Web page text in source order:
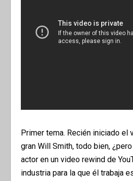
Primer tema. Recién iniciado el
gran Will Smith, todo bien,
actor en un video rewind de
industria para la que él trabaja